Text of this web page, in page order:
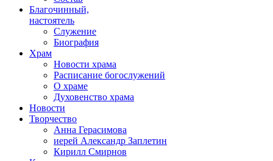
Благочинный,
настоятель
Служение
Биография
Храм
Новости храма
Расписание богослужений
О храме
Духовенство храма
Новости
Творчество
Анна Герасимова
иерей Александр Заплетин
Кирилл Смирнов